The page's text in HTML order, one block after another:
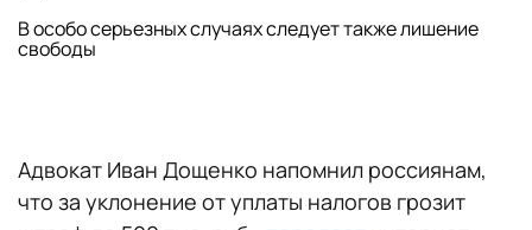
В особо серьезных случаях следует также лишение
свободы
Адвокат Иван Дощенко напомнил россиянам,
что за уклонение от уплаты налогов грозит